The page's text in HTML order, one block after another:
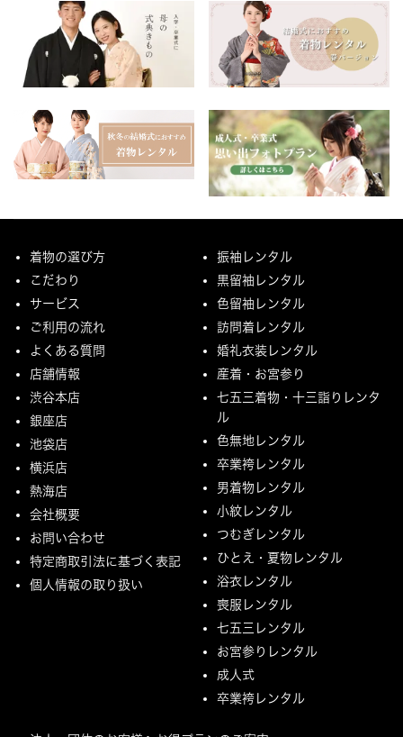
着物の選び方
こだわり
サービス
ご利用の流れ
よくある質問
店舗情報
渋谷本店
銀座店
池袋店
横浜店
熱海店
会社概要
お問い合わせ
特定商取引法に基づく表記
個人情報の取り扱い
振袖レンタル
黒留袖レンタル
色留袖レンタル
訪問着レンタル
婚礼衣装レンタル
産着・お宮参り
七五三着物・十三詣りレンタ
ル
色無地レンタル
卒業袴レンタル
男着物レンタル
小紋レンタル
つむぎレンタル
ひとえ・夏物レンタル
浴衣レンタル
喪服レンタル
七五三レンタル
お宮参りレンタル
成人式
卒業袴レンタル